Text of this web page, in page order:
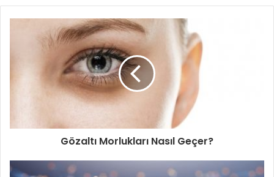
Gözaltı Morlukları Nasıl Geçer?